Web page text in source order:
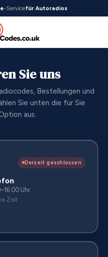
-Servicefür Autoradios
Sie uns
Bestellungen und
Sie unten die für Sie
aus.
Derzeit geschlossen
Uhr
Zeit